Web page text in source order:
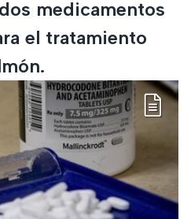
medicamentos
el tratamiento